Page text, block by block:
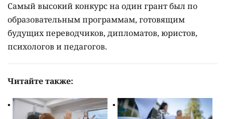
Самый высокий конкурс на один грант был по
образовательным программам, готовящим
будущих переводчиков, дипломатов, юристов,
психологов и педагогов.
Читайте также: